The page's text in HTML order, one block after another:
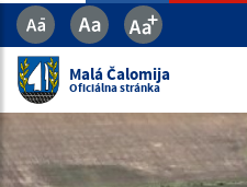
Malá Čalomija
Oficiálna stránka